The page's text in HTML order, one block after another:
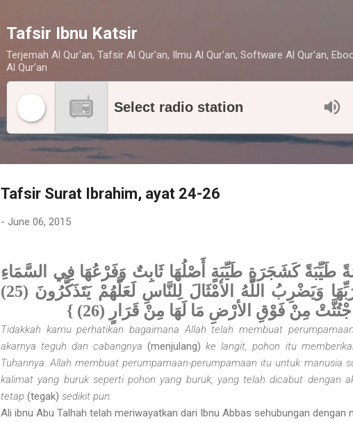
Tafsir Ibnu Katsir
Terjemah Al Qur'an, Tafsir Al Qur'an, Ilmu Al Qur'an, Software Al Qur'an,
Al Qur'an
Select radio station
Tafsir Surat Ibrahim, ayat 24-26
- June 06, 2015
طَيِّبَةً كَشَجَرَةٍ طَيِّبَةٍ أَصْلُهَا ثَابِتٌ وَفَرْعُهَا فِي السَّمَاءِ
(24) تُؤْتِي أُكُلَهَا كُلَّ حِينٍ بِإِذْنِ رَبِّهَا وَيَضْرِبُ اللَّهُ الأمْثَالَ لِلنَّاسِ لَعَلَّهُمْ يَتَذَكَّرُونَ (25)
مِنْ فَوْقِ الأرْضِ مَا لَهَا مِنْ قَرَارٍ (26) }
Tidakkah kamu perhatikan bagaimana Allah telah membuat
akarnya teguh dan cabangnya(menjulang)ke langit, pohon itu
Tuhannya. Allah membuat perumpamaan-perumpamaan itu untuk manusia
kalimat yang buruk seperti pohon yang buruk, yang telah dicabut dengan
tetap (tegak) sedikit pun.
Ali ibnu Abu Talhah telah meriwayatkan dari Ibnu Abbas sehubungan dengan